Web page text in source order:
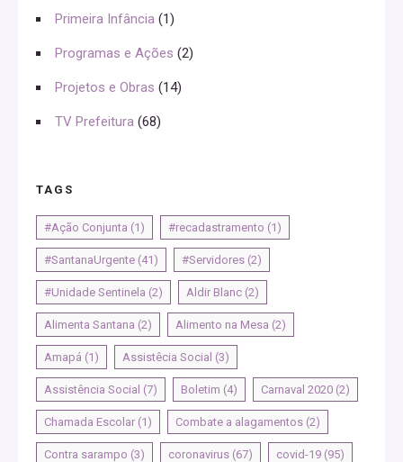
Primeira Infância (1)
Programas e Ações (2)
Projetos e Obras (14)
TV Prefeitura (68)
TAGS
#Ação Conjunta (1) #recadastramento (1)
#SantanaUrgente (41) #Servidores (2)
#Unidade Sentinela (2) Aldir Blanc (2)
Alimenta Santana (2) Alimento na Mesa (2)
Amapá (1) Assistêcia Social (3)
Assistência Social (7) Boletim (4) Carnaval 2020 (2)
Chamada Escolar (1) Combate a alagamentos (2)
Contra sarampo (3) coronavirus (67) covid-19 (95)